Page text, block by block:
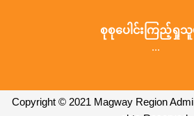
စုစုပေါင်းကြည့်ရှုသူမ
...
Copyright © 2021 Magway Region